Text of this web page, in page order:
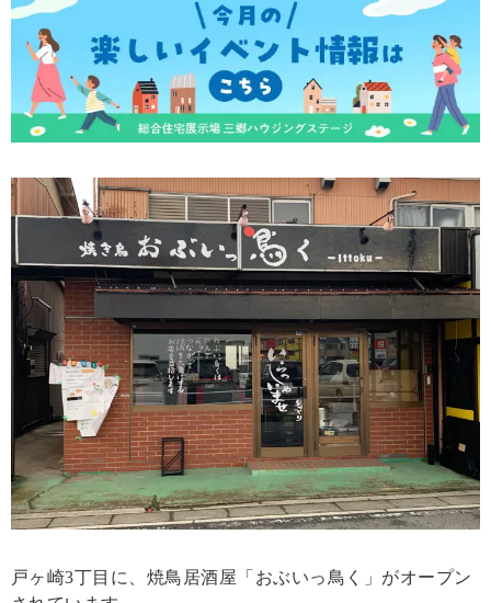
戸ヶ崎3丁目に、焼鳥居酒屋「おぶいっ鳥く」がオープン